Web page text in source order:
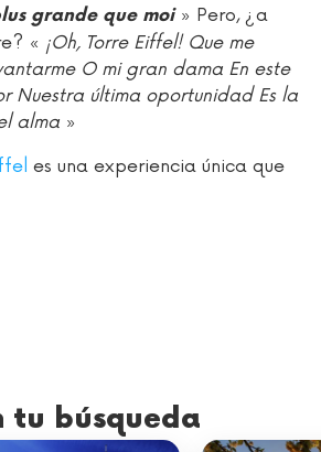
grande que moi» Pero, ¿a
« ¡Oh, Torre Eiffel! Que me
O mi gran dama En este
Nuestra última oportunidad Es la
alma »
es una experiencia única que
tu búsqueda